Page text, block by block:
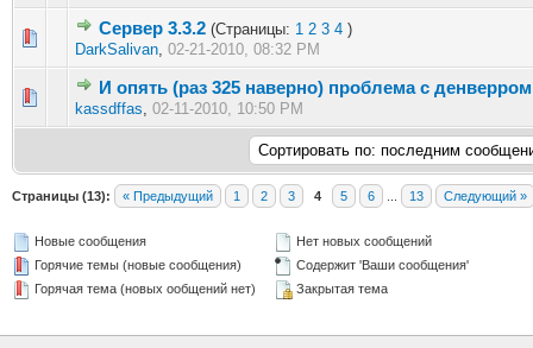
Сервер 3.3.2 (Страницы: 1 2 3 4 )
DarkSalivan, 02-21-2010, 08:32 PM
1 голос(ов) - 5 из 5 в среднем
1234 5
И опять (раз 325 наверно) проблема с
kassdffas, 02-11-2010, 10:50 PM
1 голос(ов) - 5 из 5 в среднем
123 45
Страницы (13): « Предыдущий 1 2 3 4 5 6 13 Следующий »
Новые сообщения
Горячие темы (новые сообщения)
Горячая тема (новых ообщений нет)
Нет новых сообщений
Содержит 'Ваши сообщения'
Закрытая тема